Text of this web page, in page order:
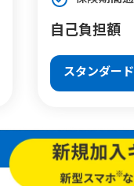
自己負担額
スタンダー